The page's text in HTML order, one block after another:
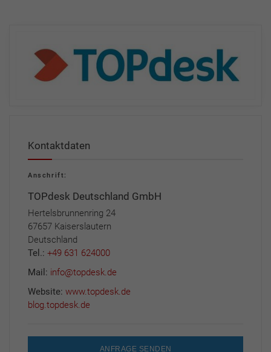
Kontaktdaten
Anschrift:
TOPdesk Deutschland GmbH
Hertelsbrunnenring 24
67657 Kaiserslautern
Deutschland
Tel.: +49 631 624000
Mail: info@topdesk.de
Website: www.topdesk.de
blog.topdesk.de
ANFRAGE SENDEN